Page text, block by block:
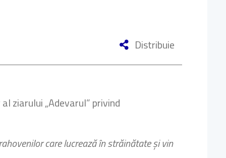
Distribuie
ziarului „Adevarul” privind
care lucrează în străinătate şi vin